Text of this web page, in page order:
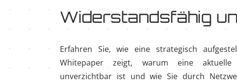
Widerstandsfähig
Erfahren Sie, wie eine strategisch
Whitepaper zeigt, warum eine aktuelle
unverzichtbar ist und wie Sie durch